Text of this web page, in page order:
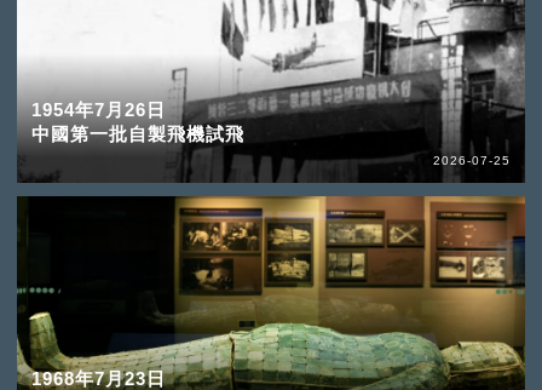
1954年7月26日
中國第一批自製飛機試飛
2026-07-25
1968年7月23日